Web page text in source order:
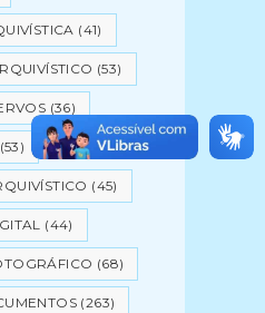
(41)
(53)
(36)
(53)
(45)
(44)
(68)
(263)